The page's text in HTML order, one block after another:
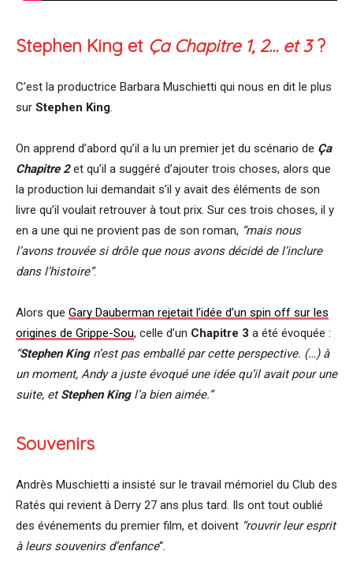
Stephen King et Ça Chapitre 1, 2… et 3?
C’est la productrice Barbara Muschietti qui nous en dit le plus
sur Stephen King
On apprend d’abord qu’il a lu un premier jet du scénario de Ça
Chapitre 2et qu’il a suggéré d’ajouter trois choses, alors que
la production lui demandait s’il y avait des éléments de son
livre qu’il voulait retrouver à tout prix. Sur ces trois choses, il y
en a une qui ne provient pas de son roman, “mais nous
l’avons trouvée si drôle que nous avons décidé de l’inclure
dans l’histoire”.
Alors que Gary Dauberman rejetait l’idée d’un spin off sur les
origines de Grippe-Sou, celle d’un Chapitre 3 a été évoquée :
“Stephen Kingn’est pas emballé par cette perspective. (…) à
un moment, Andy a juste évoqué une idée qu’il avait pour une
suite, etStephen Kingl’a bien aimée.”
Souvenirs
Andrès Muschietti a insisté sur le travail mémoriel du Club des
Ratés qui revient à Derry 27 ans plus tard. Ils ont tout oublié
des événements du premier film, et doivent “rouvrir leur esprit
à leurs souvenirs d’enfance“.